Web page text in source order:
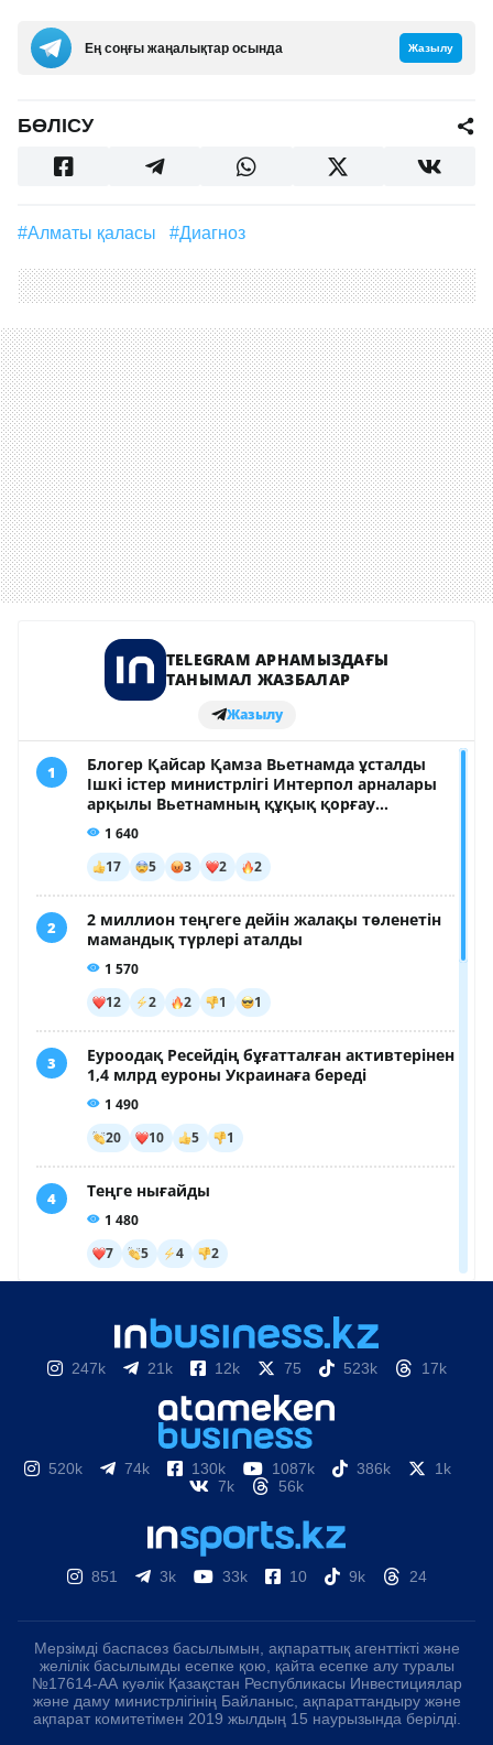
Ең соңғы жаңалықтар осында Жазылу
БӨЛІСУ
#Алматы қаласы #диагноз
247k 21k 12k 75 523k 17k
520k 74k 130k 1087k 386k
1k
7k
56k
851 3k 33k 10 9k 24
Мерзімді баспасөз басылымын, ақпараттық агенттікті және
желілік басылымды есепке қою, қайта есепке алу туралы
№17614-АА куәлік Қазақстан Республикасы Инвестициялар
және даму министрлігінің Байланыс, ақпараттандыру және
ақпарат комитетімен 2019 жылдың 15 наурызында берілді.